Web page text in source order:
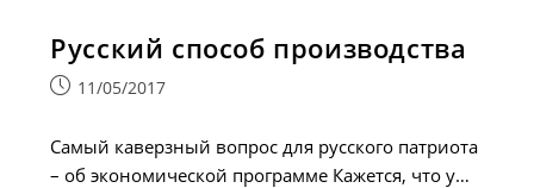
Русский способ производства
Запись11/05/2017
Самый каверзный вопрос для русского патриота
– об экономической программе Кажется, что у…